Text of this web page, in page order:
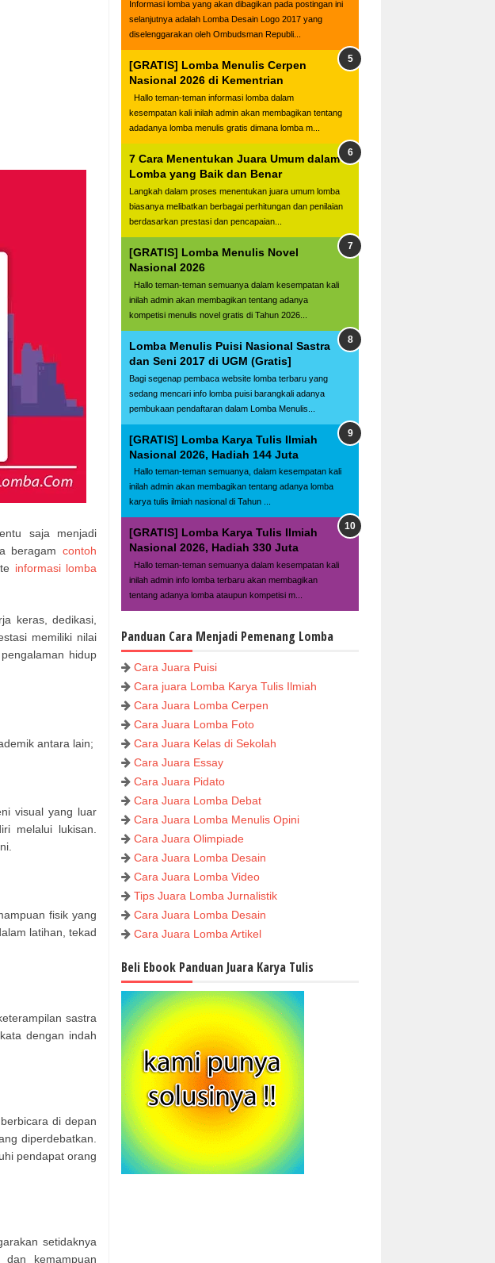
saja menjadi
beragam contoh
informasi lomba
keras, dedikasi,
memiliki nilai
hidup
antara lain;
visual yang luar
melalui lukisan.
fisik yang
latihan, tekad
sastra
dengan indah
di depan
diperdebatkan.
pendapat orang
setidaknya
kemampuan
Informasi lomba yang akan dibagikan pada postingan ini
selanjutnya adalah Lomba Desain Logo 2017 yang
diselenggarakan oleh Ombudsman Republi...
[GRATIS] Lomba Menulis Cerpen
Nasional 2026 di Kementrian
Hallo teman-teman informasi lomba dalam
kesempatan kali inilah admin akan membagikan tentang
adadanya lomba menulis gratis dimana lomba m...
7 Cara Menentukan Juara Umum dalam
Lomba yang Baik dan Benar
Langkah dalam proses menentukan juara umum lomba
biasanya melibatkan berbagai perhitungan dan penilaian
berdasarkan prestasi dan pencapaian...
[GRATIS] Lomba Menulis Novel
Nasional 2026
Hallo teman-teman semuanya dalam kesempatan kali
inilah admin akan membagikan tentang adanya
kompetisi menulis novel gratis di Tahun 2026...
Lomba Menulis Puisi Nasional Sastra
dan Seni 2017 di UGM (Gratis]
Bagi segenap pembaca website lomba terbaru yang
sedang mencari info lomba puisi barangkali adanya
pembukaan pendaftaran dalam Lomba Menulis...
[GRATIS] Lomba Karya Tulis Ilmiah
Nasional 2026, Hadiah 144 Juta
Hallo teman-teman semuanya, dalam kesempatan kali
inilah admin akan membagikan tentang adanya lomba
karya tulis ilmiah nasional di Tahun ...
[GRATIS] Lomba Karya Tulis Ilmiah
Nasional 2026, Hadiah 330 Juta
Hallo teman-teman semuanya dalam kesempatan kali
inilah admin info lomba terbaru akan membagikan
tentang adanya lomba ataupun kompetisi m...
Panduan Cara Menjadi Pemenang Lomba
Cara Juara Puisi
Cara juara Lomba Karya Tulis Ilmiah
Cara Juara Lomba Cerpen
Cara Juara Lomba Foto
Cara Juara Kelas di Sekolah
Cara Juara Essay
Cara Juara Pidato
Cara Juara Lomba Debat
Cara Juara Lomba Menulis Opini
Cara Juara Olimpiade
Cara Juara Lomba Desain
Cara Juara Lomba Video
Tips Juara Lomba Jurnalistik
Cara Juara Lomba Desain
Cara Juara Lomba Artikel
Beli Ebook Panduan Juara Karya Tulis